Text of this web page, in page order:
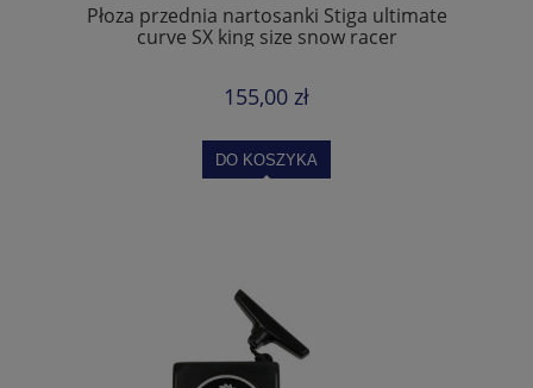
Płoza przednia nartosanki Stiga ultimate
curve SX king size snow racer
155,00 zł
DO KOSZYKA